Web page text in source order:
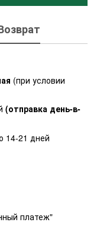
(при условии
(отправка день-в-
14-21 дней
платеж"